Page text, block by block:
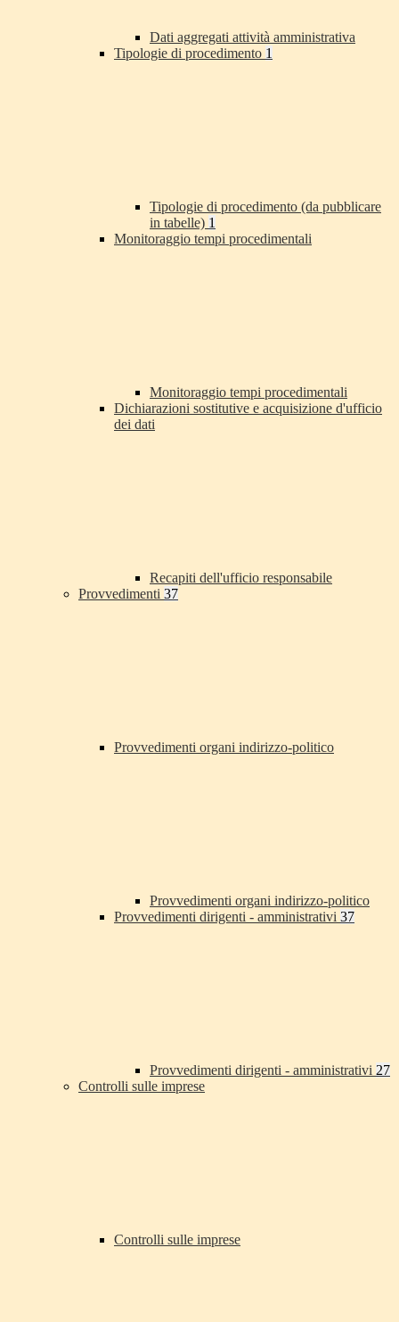
Dati aggregati attività amministrativa
Tipologie di procedimento 1
Tipologie di procedimento (da pubblicare
in tabelle) 1
Monitoraggio tempi procedimentali
Monitoraggio tempi procedimentali
Dichiarazioni sostitutive e acquisizione d'ufficio
dei dati
Recapiti dell'ufficio responsabile
Provvedimenti 37
Provvedimenti organi indirizzo-politico
Provvedimenti organi indirizzo-politico
Provvedimenti dirigenti - amministrativi 37
Provvedimenti dirigenti - amministrativi 27
Controlli sulle imprese
Controlli sulle imprese